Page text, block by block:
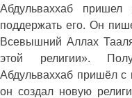
Абдульваххаб
поддержать его. Он
Всевышний Аллах
этой религии».
Абдульваххаб пришёл с
он создал новую